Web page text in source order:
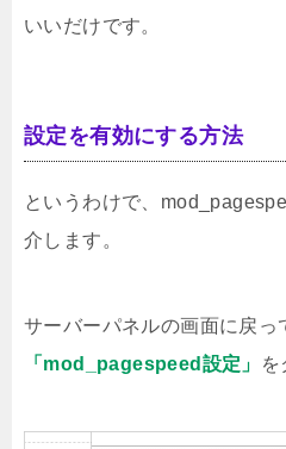
いいだけです。
設定を有効にする方法
というわけで、
介します。
サーバーパネルの画面に戻っ
「mod_pagespeed設定」
を